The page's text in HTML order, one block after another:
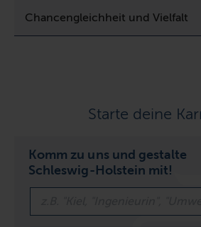
Chancengleichheit und Vielfalt
Starte deine
Komm zu uns und gestalte
Schleswig-Holstein mit!